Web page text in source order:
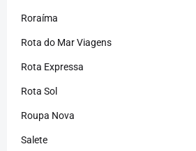
Roraíma
Rota do Mar Viagens
Rota Expressa
Rota Sol
Roupa Nova
Salete